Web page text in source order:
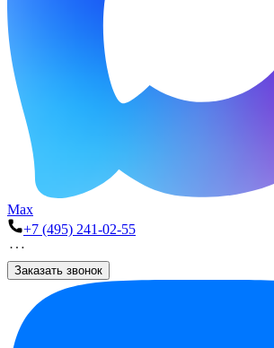
Max
+7 (495) 241-02-55
Заказать звонок